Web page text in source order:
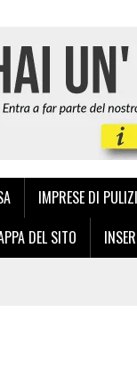
IMPRESE DI
DEL SITO